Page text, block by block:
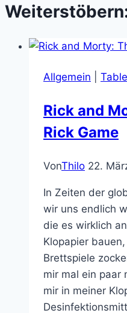
Allgemein
Rick and
Rick Game
VonThilo 22.
In Zeiten der
wir uns endlich
die es wirklich
Klopapier
Brettspiele
mir mal ein paar
mir in meiner